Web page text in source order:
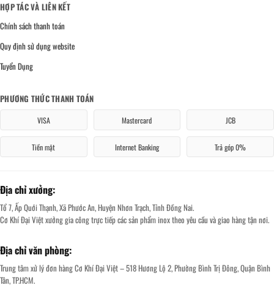
HỢP TÁC VÀ LIÊN KẾT
Chính sách thanh toán
Quy định sử dụng website
Tuyển Dụng
PHƯƠNG THỨC THANH TOÁN
VISA Mastercard JCB
Tiền mặt Internet Banking Trả góp 0%
Địa chỉ xưởng:
Tổ 7, Ấp Quới Thạnh, Xã Phước An, Huyện Nhơn Trạch, Tỉnh Đồng Nai.
Cơ Khí Đại Việt xưởng gia công trực tiếp các sản phẩm inox theo yêu cầu và giao hàng tận nơi.
Địa chỉ văn phòng:
Trung tâm xử lý đơn hàng Cơ Khí Đại Việt – 518 Hương Lộ 2, Phường Bình Trị Đông, Quận Bình
Tân, TP.HCM.